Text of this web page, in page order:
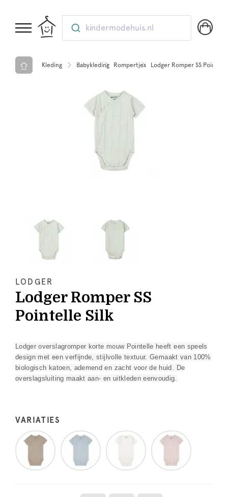
kindermodehuis.nl
Kleding Babykleding Rompertjes Lodger Romper SS
LODGER
Lodger Romper SS
Pointelle Silk
Lodger overslagromper korte mouw Pointelle heeft een speels
design met een verfijnde, stijlvolle textuur. Gemaakt van 100%
biologisch katoen, ademend en zacht voor de huid. De
overslagsluiting maakt aan- en uitkleden eenvoudig.
VARIATIES